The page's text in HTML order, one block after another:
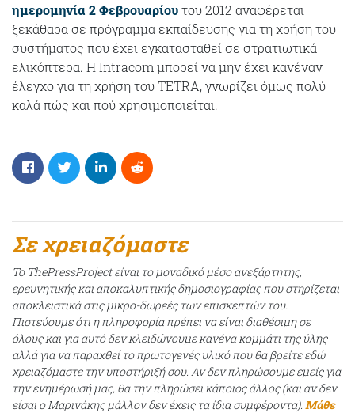
ημερομηνία 2 Φεβρουαρίουτου 2012 αναφέρεται
ξεκάθαρα σε πρόγραμμα εκπαίδευσης για τη χρήση του
συστήματος που έχει εγκατασταθεί σε στρατιωτικά
ελικόπτερα. Η Intracom μπορεί να μην έχει κανέναν
έλεγχο για τη χρήση του TETRA, γνωρίζει όμως πολύ
καλά πώς και πού χρησιμοποιείται.
Σε χρειαζόμαστε
Το ThePressProject είναι το μοναδικό μέσο ανεξάρτητης,
ερευνητικής και αποκαλυπτικής δημοσιογραφίας που στηρίζεται
αποκλειστικά στις μικρο-δωρεές των επισκεπτών του.
Πιστεύουμε ότι η πληροφορία πρέπει να είναι διαθέσιμη σε
όλους και για αυτό δεν κλειδώνουμε κανένα κομμάτι της ύλης
αλλά για να παραχθεί το πρωτογενές υλικό που θα βρείτε εδώ
χρειαζόμαστε την υποστήριξή σου. Αν δεν πληρώσουμε εμείς για
την ενημέρωσή μας, θα την πληρώσει κάποιος άλλος (και αν δεν
είσαι ο Μαρινάκης μάλλον δεν έχεις τα ίδια συμφέροντα). Μάθε